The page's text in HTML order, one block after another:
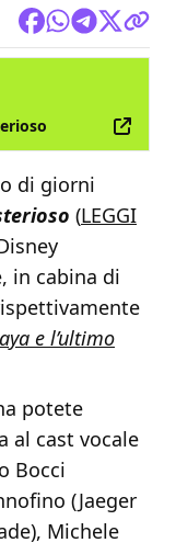
di giorni
(LEGGI
in cabina di
e l’ultimo
potete
al cast vocale
Bocci
(Jaeger
Michele